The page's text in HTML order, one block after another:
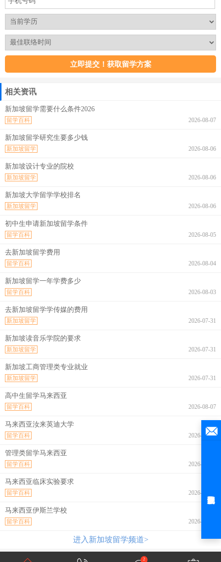
相关资讯
新加坡留学需要什么条件2026
2026-08-07
留学百科
新加坡留学研究生要多少钱
2026-08-06
新加坡留学
新加坡设计专业的院校
2026-08-06
新加坡留学
新加坡大学留学学校排名
2026-08-06
新加坡留学
初中生申请新加坡留学条件
2026-08-05
留学百科
去新加坡留学费用
2026-08-04
留学百科
新加坡留学一年学费多少
2026-08-03
留学百科
去新加坡留学学传媒的费用
2026-07-31
新加坡留学
新加坡读音乐学院的要求
2026-07-31
新加坡留学
新加坡工商管理类专业就业
2026-07-31
新加坡留学
高中生留学马来西亚
2026-08-07
留学百科
马来西亚汝来英迪大学
2026-08-07
留学百科
管理类留学马来西亚
2026-08-07
留学百科
马来西亚临床实验要求
2026-08-07
留学百科
马来西亚伊斯兰学校
2026-08-07
留学百科
进入新加坡留学频道>
2